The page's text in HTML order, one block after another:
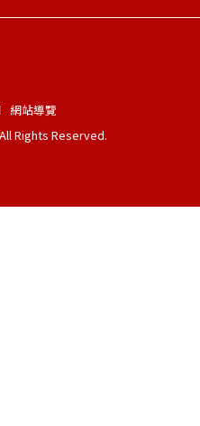
網站導覽
Rights Reserved.